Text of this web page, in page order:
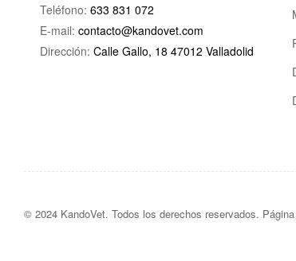
Teléfono: 633 831 072
E-mail: contacto@kandovet.com
Dirección: Calle Gallo, 18 47012 Valladolid
© 2024 KandoVet. Todos los derechos reservados.